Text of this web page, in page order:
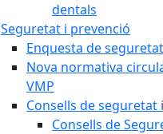
dentals
Seguretat i prevenció
Enquesta de
Nova normativa
VMP
Consells de seguretat
Consells de